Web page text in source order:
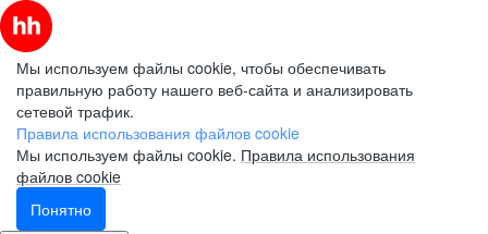
Мы используем файлы cookie, чтобы обеспечивать
правильную работу нашего веб-сайта и анализировать
сетевой трафик.
Правила использования файлов cookie
Мы используем файлы cookie. Правила использования
файлов cookie
Понятно